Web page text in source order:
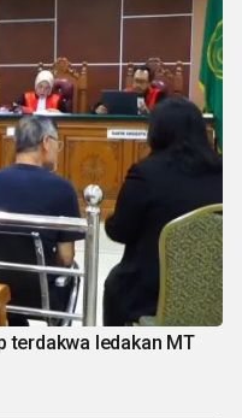
terdakwa ledakan MT